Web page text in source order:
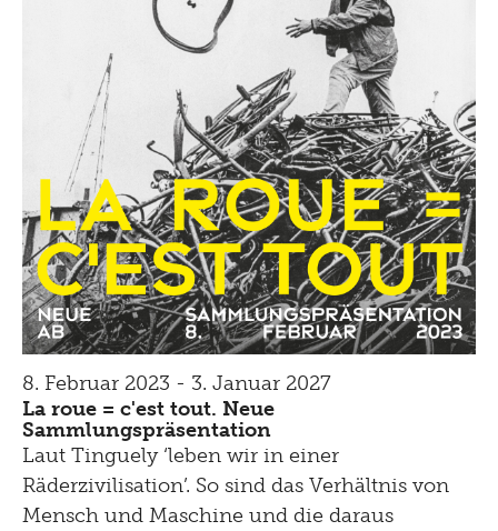
8. Februar 2023 - 3. Januar 2027
La roue = c'est tout. Neue
Sammlungspräsentation
Laut Tinguely ‘leben wir in einer
Räderzivilisation’. So sind das Verhältnis von
Mensch und Maschine und die daraus